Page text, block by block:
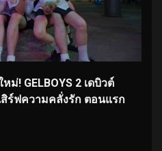
ม่! GELBOYS 2 เดบิวต์
ร์ฟความคลั่งรัก ตอนแรก